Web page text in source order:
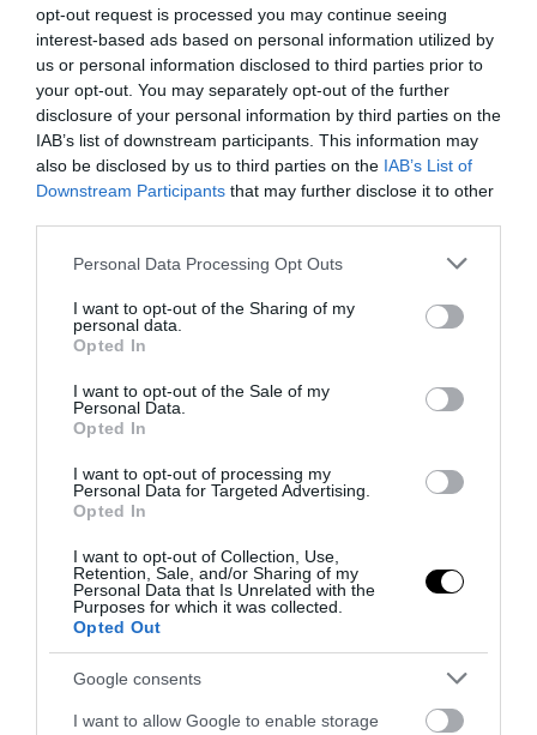
opt-out request is processed you may continue seeing
interest-based ads based on personal information utilized by
us or personal information disclosed to third parties prior to
your opt-out. You may separately opt-out of the further
disclosure of your personal information by third parties on the
IAB’s list of downstream participants. This information may
also be disclosed by us to third parties on the IAB’s List of
Downstream Participants that may further disclose it to other
Please note that this website/app uses one or more Google
not limited to your visit or usage behaviour. You may click to
grant or deny consent to Google and its third-party tags to
use your data for below specified purposes in below Google
consent section.
Personal Data Processing Opt Outs
I want to opt-out of the Sharing of my
personal data.
Opted In
I want to opt-out of the Sale of my
Personal Data.
Opted In
I want to opt-out of processing my
Personal Data for Targeted Advertising.
Opted In
I want to opt-out of Collection, Use,
Retention, Sale, and/or Sharing of my
Personal Data that Is Unrelated with the
Purposes for which it was collected.
Opted Out
Google consents
I want to allow Google to enable storage
πρώτη φορά μετά το 2023 τουρκικό
αεροσκάφος
30.07.2026 | 22:36